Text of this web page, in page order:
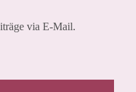
via E-Mail.